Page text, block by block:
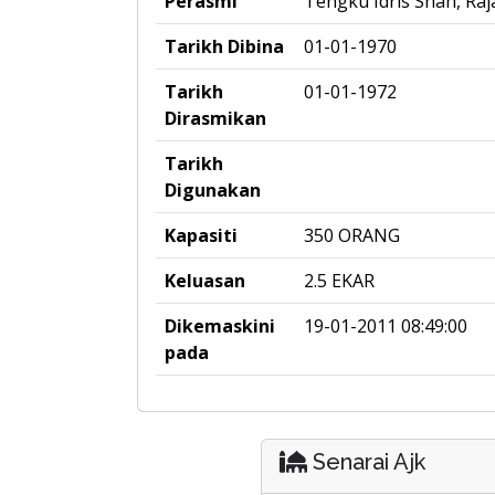
Tarikh Dibina
01-01-1970
Tarikh
Dirasmikan
01-01-1972
Tarikh
Digunakan
Kapasiti
350 ORANG
Keluasan
2.5 EKAR
Dikemaskini
pada
19-01-2011 08:49:00
Senarai Ajk